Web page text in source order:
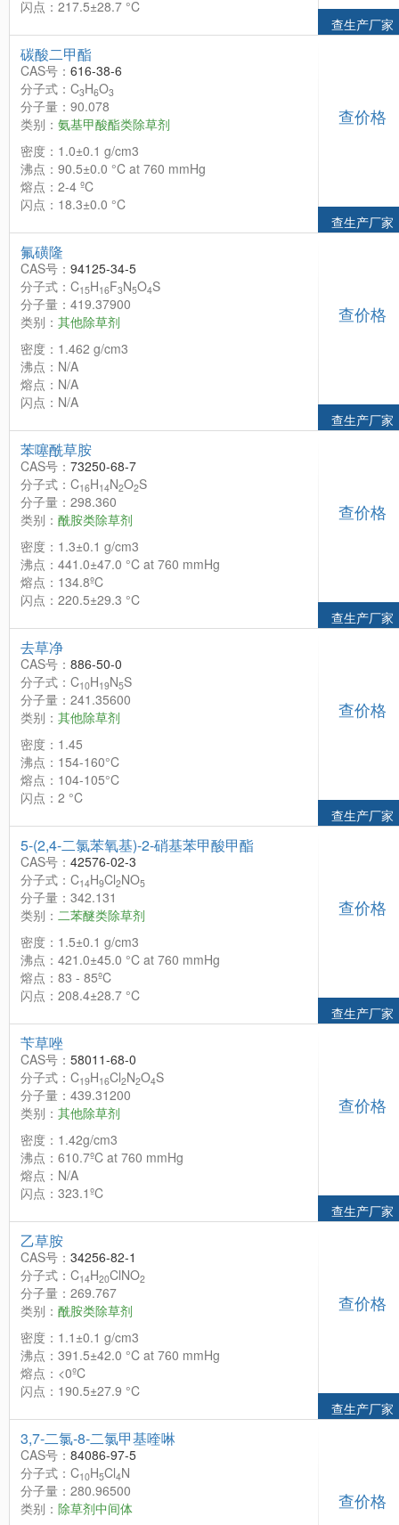
闪点：217.5±28.7 °C
查生产厂家
碳酸二甲酯
CAS号： 616-38-6
分子式：C3H6O3
分子量：90.078
类别： 氨基甲酸酯类除草剂
密度：1.0±0.1 g/cm3
沸点：90.5±0.0 °C at 760 mmHg
熔点：2-4 ºC
闪点：18.3±0.0 °C
查价格
查生产厂家
氟磺隆
CAS号： 94125-34-5
分子式：C15H16F3N5O4S
分子量：419.37900
类别： 其他除草剂
密度：1.462 g/cm3
沸点：N/A
熔点：N/A
闪点：N/A
查价格
查生产厂家
苯噻酰草胺
CAS号： 73250-68-7
分子式：C16H14N2O2S
分子量：298.360
类别： 酰胺类除草剂
密度：1.3±0.1 g/cm3
沸点：441.0±47.0 °C at 760 mmHg
熔点：134.8ºC
闪点：220.5±29.3 °C
查价格
查生产厂家
去草净
CAS号： 886-50-0
分子式：C10H19N5S
分子量：241.35600
类别： 其他除草剂
密度：1.45
沸点：154-160°C
熔点：104-105°C
闪点：2 °C
查价格
查生产厂家
5-(2,4-二氯苯氧基)-2-硝基苯甲酸甲酯
CAS号： 42576-02-3
分子式：C14H9Cl2NO5
分子量：342.131
类别： 二苯醚类除草剂
密度：1.5±0.1 g/cm3
沸点：421.0±45.0 °C at 760 mmHg
熔点：83 - 85ºC
闪点：208.4±28.7 °C
查价格
查生产厂家
苄草唑
CAS号： 58011-68-0
分子式：C19H16Cl2N2O4S
分子量：439.31200
类别： 其他除草剂
密度：1.42g/cm3
沸点：610.7ºC at 760 mmHg
熔点：N/A
闪点：323.1ºC
查价格
查生产厂家
乙草胺
CAS号： 34256-82-1
分子式：C14H20ClNO2
分子量：269.767
类别： 酰胺类除草剂
密度：1.1±0.1 g/cm3
沸点：391.5±42.0 °C at 760 mmHg
熔点：<0ºC
闪点：190.5±27.9 °C
查价格
查生产厂家
3,7-二氯-8-二氯甲基喹啉
CAS号： 84086-97-5
分子式：C10H5Cl4N
分子量：280.96500
类别： 除草剂中间体
查价格